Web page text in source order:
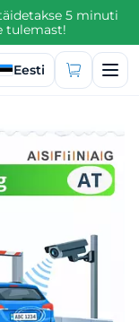
5 minuti
tulemast!
keel
Eesti